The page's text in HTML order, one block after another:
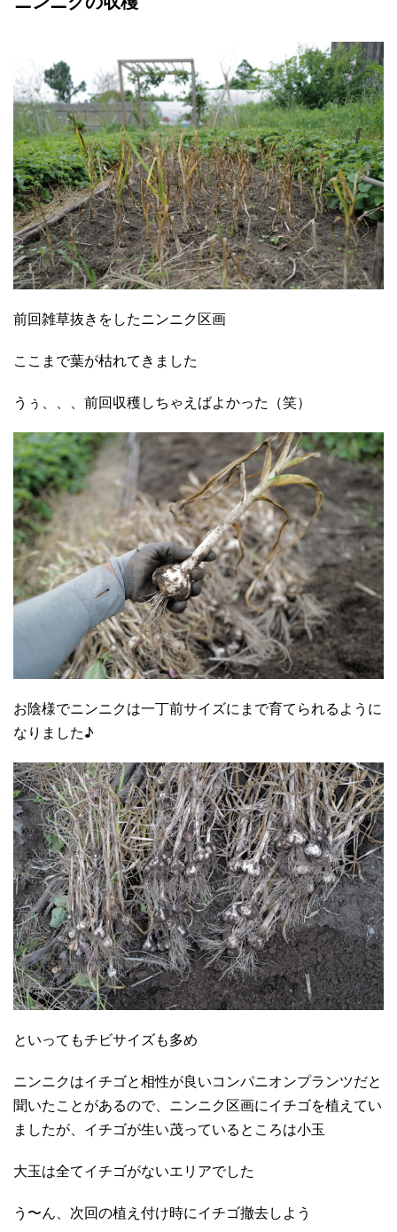
前回雑草抜きをしたニンニク区画
ここまで葉が枯れてきました
うぅ、、、前回収穫しちゃえばよかった（笑）
お陰様でニンニクは一丁前サイズにまで育てられるように
なりました♪
といってもチビサイズも多め
ニンニクはイチゴと相性が良いコンパニオンプランツだと
聞いたことがあるので、ニンニク区画にイチゴを植えてい
ましたが、イチゴが生い茂っているところは小玉
大玉は全てイチゴがないエリアでした
う〜ん、次回の植え付け時にイチゴ撤去しよう